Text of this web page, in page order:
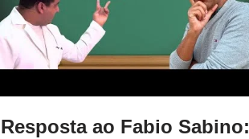
Resposta ao Fabio Sabino: